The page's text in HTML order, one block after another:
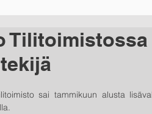
sai tammikuun alusta